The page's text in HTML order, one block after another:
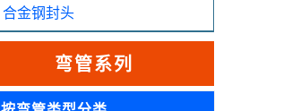
合金钢封头
弯管系列